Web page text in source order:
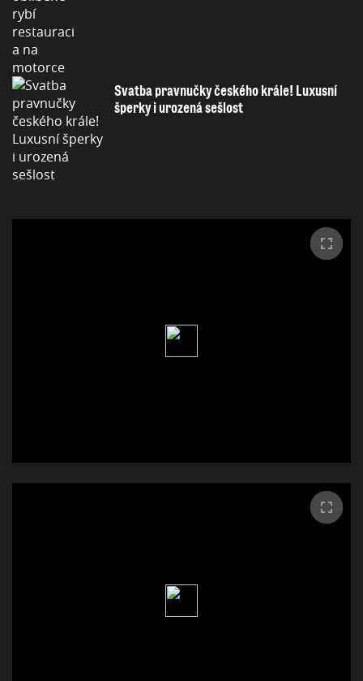
Svatba pravnučky českého krále! Luxusní
šperky i urozená sešlost